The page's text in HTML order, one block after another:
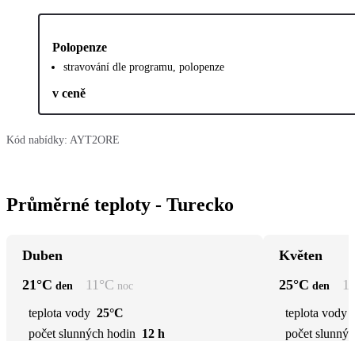
Polopenze
stravování dle programu, polopenze
v ceně
Kód nabídky: AYT2ORE
Průměrné teploty - Turecko
Duben
21°C den 11 °C noc
teplota vody 25°C
počet slunných hodin 12 h
Květen
25°C den
teplota vody
počet